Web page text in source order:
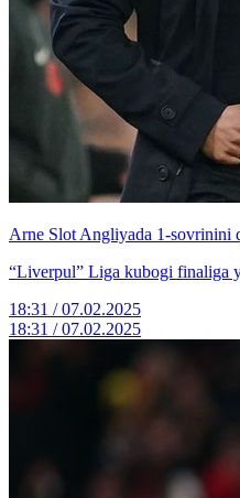
Arne Slot Angliyada 1-sovrinini
“Liverpul” Liga kubogi finaliga
18:31 / 07.02.2025
18:31 / 07.02.2025